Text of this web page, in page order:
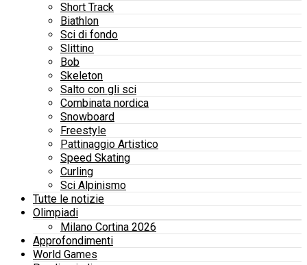
Short Track
Biathlon
Sci di fondo
Slittino
Bob
Skeleton
Salto con gli sci
Combinata nordica
Snowboard
Freestyle
Pattinaggio Artistico
Speed Skating
Curling
Sci Alpinismo
Tutte le notizie
Olimpiadi
Milano Cortina 2026
Approfondimenti
World Games